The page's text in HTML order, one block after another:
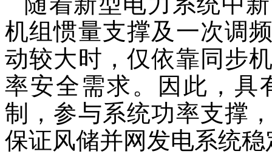
机组惯量支撑及一次调
动较大时，仅依靠同步
率安全需求。因此，具
制，参与系统功率支撑
保证风储并网发电系统